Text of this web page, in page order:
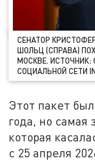
СЕНАТОР
ШОЛЬЦ (СПРАВА)
МОСКВЕ. ИСТОЧНИК:
СОЦИАЛЬНОЙ СЕТИ
Этот пакет
года, но самая
которая
с 25 апреля